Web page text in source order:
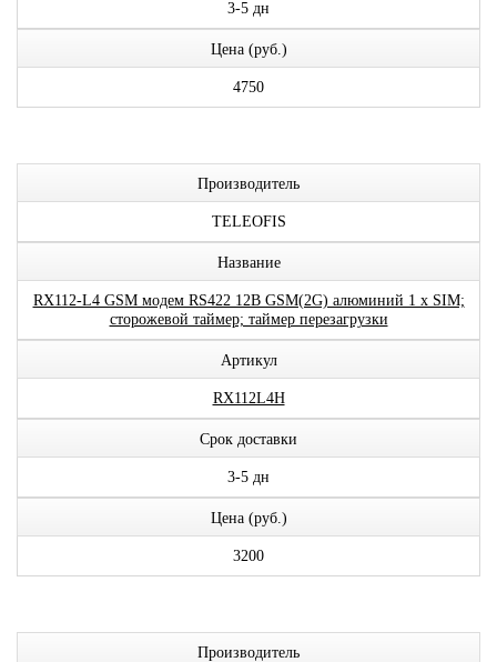
3-5 дн
Цена (руб.)
4750
Производитель
TELEOFIS
Название
RX112-L4 GSM модем RS422 12В GSM(2G) алюминий 1 x SIM;
сторожевой таймер; таймер перезагрузки
Артикул
RX112L4H
Срок доставки
3-5 дн
Цена (руб.)
3200
Производитель